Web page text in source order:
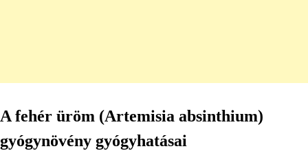
A fehér üröm (Artemisia absinthium)
gyógynövény gyógyhatásai